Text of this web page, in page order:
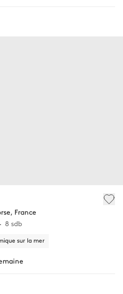
France
8 sdb
sur la mer